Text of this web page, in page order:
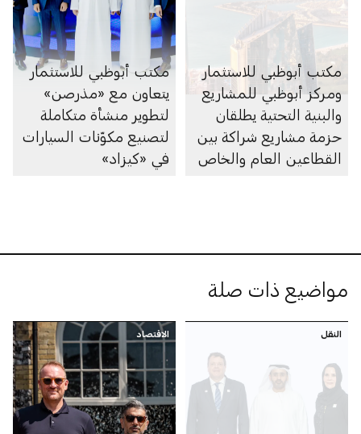
مكتب أبوظبي للاستثمار
ومركز أبوظبي للمشاريع
والبنية التحتية يطلقان
حزمة مشاريع شراكة بين
القطاعين العام والخاص
مكتب أبوظبي للاستثمار
يتعاون مع «مذرصن»
لتطوير منشأة متكاملة
لتصنيع مكوّنات السيارات
في «كيزاد»
مواضيع ذات صلة
النقل الاقتصاد